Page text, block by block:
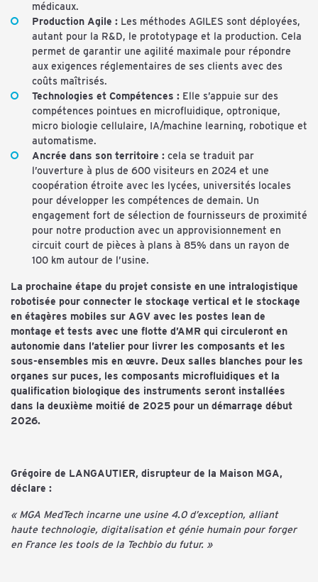
médicaux.
Production Agile : Les méthodes AGILES sont déployées,
autant pour la R&D, le prototypage et la production. Cela
permet de garantir une agilité maximale pour répondre
aux exigences réglementaires de ses clients avec des
coûts maîtrisés.
Technologies et Compétences : Elle s’appuie sur des
compétences pointues en microfluidique, optronique,
micro biologie cellulaire, IA/machine learning, robotique et
automatisme.
Ancrée dans son territoire : cela se traduit par
l’ouverture à plus de 600 visiteurs en 2024 et une
coopération étroite avec les lycées, universités locales
pour développer les compétences de demain. Un
engagement fort de sélection de fournisseurs de proximité
pour notre production avec un approvisionnement en
circuit court de pièces à plans à 85% dans un rayon de
100 km autour de l’usine.
La prochaine étape du projet consiste en une intralogistique
robotisée pour connecter le stockage vertical et le stockage
en étagères mobiles sur AGV avec les postes lean de
montage et tests avec une flotte d’AMR qui circuleront en
autonomie dans l’atelier pour livrer les composants et les
sous-ensembles mis en œuvre. Deux salles blanches pour les
organes sur puces, les composants microfluidiques et la
qualification biologique des instruments seront installées
dans la deuxième moitié de 2025 pour un démarrage début
2026.
Grégoire de LANGAUTIER, disrupteur de la Maison MGA,
déclare :
« MGA MedTech incarne une usine 4.0 d’exception, alliant
haute technologie, digitalisation et génie humain pour forger
en France les tools de la Techbio du futur. »